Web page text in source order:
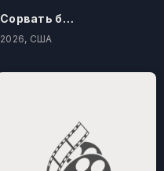
Сорвать банк 3: Вор-джентльмен
2026, США